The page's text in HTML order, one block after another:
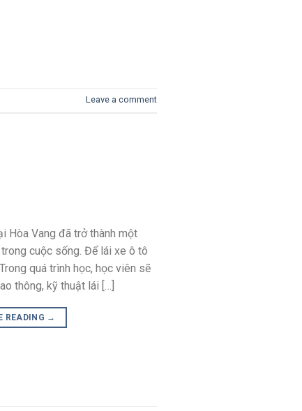
Leave a comment
Hòa Vang đã trở thành một
cuộc sống. Để lái xe ô tô
quá trình học, học viên sẽ
thông, kỹ thuật lái […]
READING →